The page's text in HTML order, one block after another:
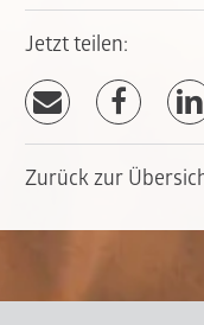
Jetzt teilen:
Zurück zur